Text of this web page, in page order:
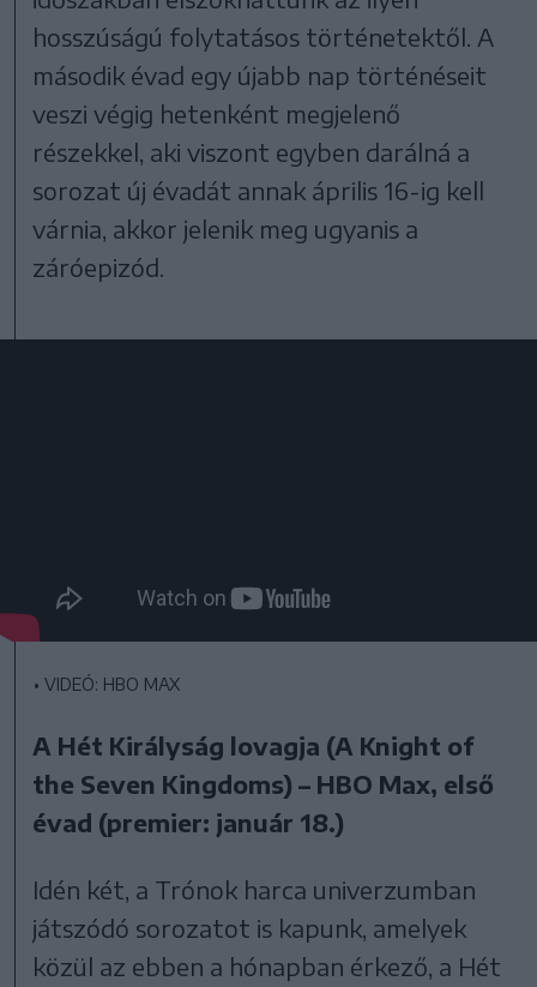
hosszúságú folytatásos történetektől. A
második évad egy újabb nap történéseit
veszi végig hetenként megjelenő
részekkel, aki viszont egyben darálná a
sorozat új évadát annak április 16-ig kell
várnia, akkor jelenik meg ugyanis a
záróepizód.
• VIDEÓ: HBO MAX
A Hét Királyság lovagja (A Knight of
the Seven Kingdoms) – HBO Max, első
évad (premier: január 18.)
Idén két, a Trónok harca univerzumban
játszódó sorozatot is kapunk, amelyek
közül az ebben a hónapban érkező, a Hét